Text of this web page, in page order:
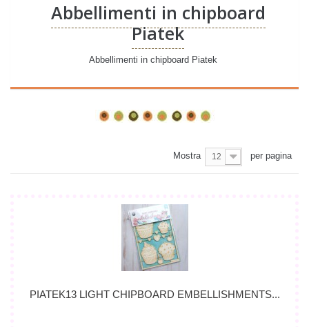
Abbellimenti in chipboard
Piatek
Abbellimenti in chipboard Piatek
Mostra 12 per pagina
PIATEK13 LIGHT CHIPBOARD EMBELLISHMENTS...